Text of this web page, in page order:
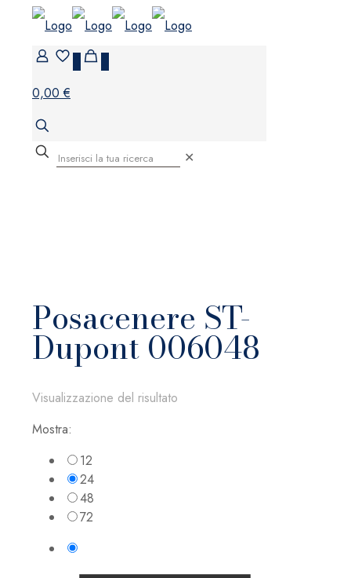
0,00 €
✕
Posacenere ST-
Dupont 006048
Visualizzazione del risultato
Mostra:
12
24
48
72